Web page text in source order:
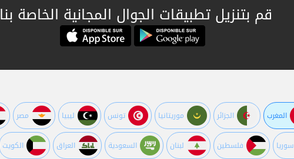
قم بتنزيل تطبيقات الجوال المجانية الخاصة بنا
المغرب الجزائر موريتانيا تونس ليبيا مصر
سوريا فلسطين لبنان السعودية العراق الكويت